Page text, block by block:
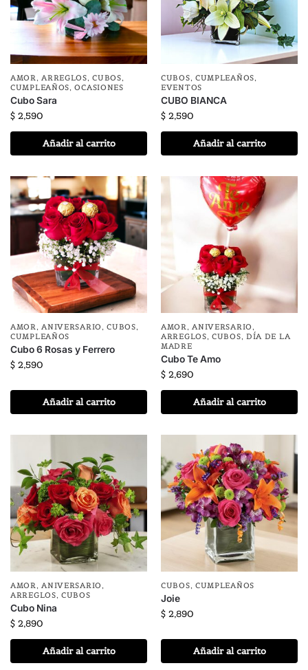
AMOR ARREGLOS ,CUBOS
CUMPLEAÑOS ,OCASIONES
Cubo Sara
$ 2,590
Añadir al carrito
CUBOS CUMPLEAÑOS
EVENTOS
CUBO BIANCA
$ 2,590
Añadir al carrito
AMOR ANIVERSARIO ,CUBOS
CUMPLEAÑOS
Cubo 6 Rosas y Ferrero
$ 2,590
Añadir al carrito
AMOR ANIVERSARIO
ARREGLOS ,CUBOS DÍA DE LA
MADRE
Cubo Te Amo
$ 2,690
Añadir al carrito
AMOR ANIVERSARIO
ARREGLOS ,CUBOS
Cubo Nina
$ 2,890
Añadir al carrito
CUBOS CUMPLEAÑOS
Joie
$ 2,890
Añadir al carrito